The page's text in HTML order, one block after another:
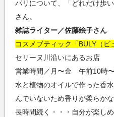
パリについて、「どれだけ歩
さん。
雑誌ライター／佐藤絵子さん
コスメブティック「BULY（ビ
セリーヌ川沿いにあるお店
営業時間／月〜金 午前10時
水と植物のオイルで作った香
んでいないため香りが柔らか
長時間続く・・・自分が楽しめ